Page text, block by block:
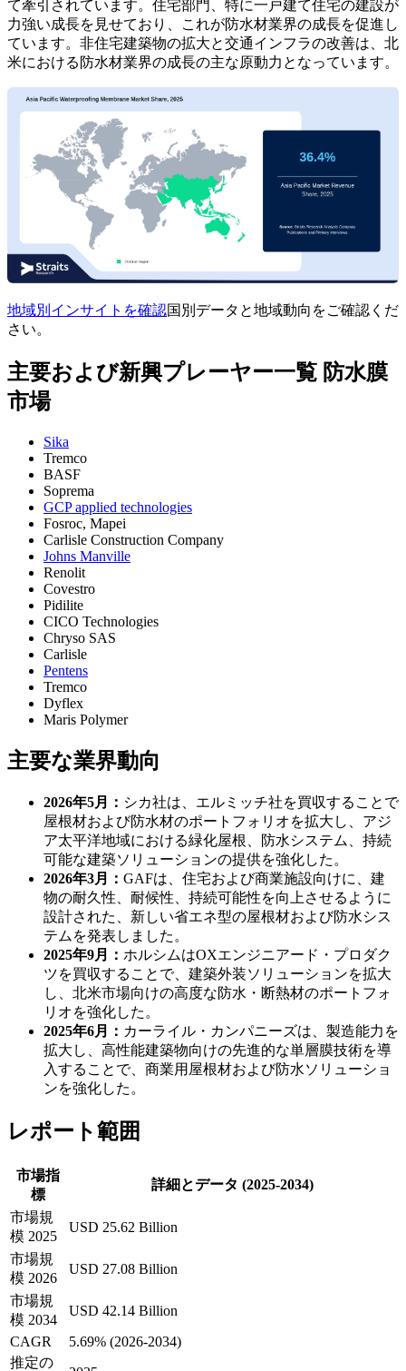
て牽引されています。住宅部門、特に一戸建て住宅の建設が
力強い成長を見せており、これが防水材業界の成長を促進し
ています。非住宅建築物の拡大と交通インフラの改善は、北
米における防水材業界の成長の主な原動力となっています。
地域別インサイトを確認国別データと地域動向をご確認くだ
さい。
主要および新興プレーヤー一覧 防水膜
市場
Sika
Tremco
BASF
Soprema
GCP applied technologies
Fosroc, Mapei
Carlisle Construction Company
Johns Manville
Renolit
Covestro
Pidilite
CICO Technologies
Chryso SAS
Carlisle
Pentens
Tremco
Dyflex
Maris Polymer
主要な業界動向
2026年5月： シカ社は、エルミッチ社を買収することで
屋根材および防水材のポートフォリオを拡大し、アジ
ア太平洋地域における緑化屋根、防水システム、持続
可能な建築ソリューションの提供を強化した。
2026年3月： GAFは、住宅および商業施設向けに、建
物の耐久性、耐候性、持続可能性を向上させるように
設計された、新しい省エネ型の屋根材および防水シス
テムを発表しました。
2025年9月： ホルシムはOXエンジニアード・プロダク
ツを買収することで、建築外装ソリューションを拡大
し、北米市場向けの高度な防水・断熱材のポートフォ
リオを強化した。
2025年6月： カーライル・カンパニーズは、製造能力を
拡大し、高性能建築物向けの先進的な単層膜技術を導
入することで、商業用屋根材および防水ソリューショ
ンを強化した。
レポート範囲
市場指
標
詳細とデータ (2025-2034)
市場規
模 2025
USD 25.62 Billion
市場規
模 2026
USD 27.08 Billion
市場規
模 2034
USD 42.14 Billion
CAGR
5.69% (2026-2034)
推定の